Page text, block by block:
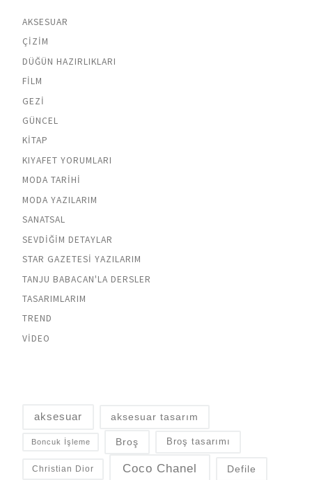
AKSESUAR
ÇIZIM
DÜĞÜN HAZIRLIKLARI
FILM
GEZI
GÜNCEL
KITAP
KIYAFET YORUMLARI
MODA TARIHI
MODA YAZILARIM
SANATSAL
SEVDIĞIM DETAYLAR
STAR GAZETESI YAZILARIM
TANJU BABACAN'LA DERSLER
TASARIMLARIM
TREND
VIDEO
aksesuar aksesuar tasarım
Boncuk İşleme Broş Broş tasarımı
Christian Dior Coco Chanel Defile